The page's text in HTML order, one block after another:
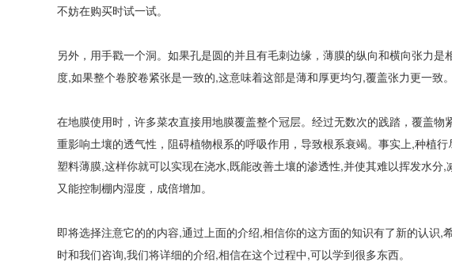
不妨在购买时试一试。
另外，用手戳一个洞。如果孔是圆的并且有毛刺边缘，薄膜的纵向和横向张力
度,如果整个卷胶卷紧张是一致的,这意味着这部是薄和厚更均匀,覆盖张力更一致。
在地膜使用时，许多菜农直接用地膜覆盖整个冠层。经过无数次的践踏，覆盖
重影响土壤的透气性，阻碍植物根系的呼吸作用，导致根系衰竭。事实上,种植
塑料薄膜,这样你就可以实现在浇水,既能改善土壤的渗透性,并使其难以挥发水分
又能控制棚内湿度，成倍增加。
即将选择注意它的的内容,通过上面的介绍,相信你的这方面的知识有了新的认识
时和我们咨询,我们将详细的介绍,相信在这个过程中,可以学到很多东西。